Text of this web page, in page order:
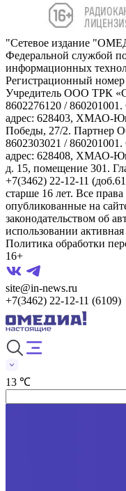
"Сетевое издание
Федеральной службой
информационных
Регистрационный
Учредитель ООО ТРК
8602276120 /
адрес: 628403, ХМАО-
Победы, 27/2.
8602303021 /
адрес: 628408, ХМАО-
д. 15, помещение 301.
+7(3462) 22-12-11
старше 16 лет. Все
опубликованные на
законодательством об
использовании
Политика обработки
16+
site@in-news.ru
+7(3462) 22-12-11 (6109)
13 ℃